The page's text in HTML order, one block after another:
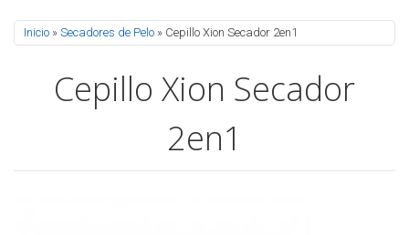
Se encuentra usted aquí
Inicio » Secadores de Pelo » Cepillo Xion Secador 2en1
Cepillo Xion Secador
2en1